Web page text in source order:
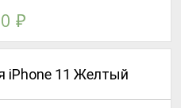
iPhone 11 Желтый
₽